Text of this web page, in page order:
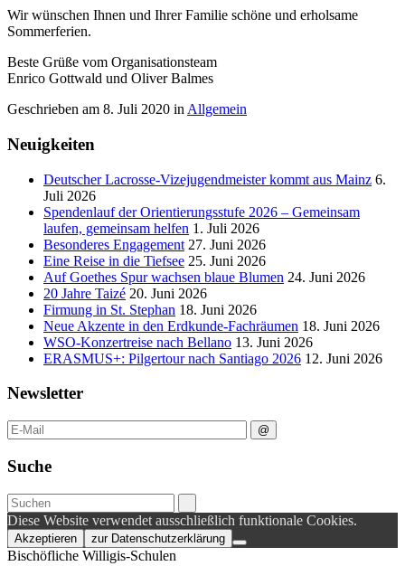
Wir wünschen Ihnen und Ihrer Familie schöne und erholsame
Sommerferien.
Beste Grüße vom Organisationsteam
Enrico Gottwald und Oliver Balmes
Geschrieben am 8. Juli 2020 in Allgemein
Neuigkeiten
Deutscher Lacrosse-Vizejugendmeister kommt aus Mainz 6.
Juli 2026
Spendenlauf der Orientierungsstufe 2026 – Gemeinsam
laufen, gemeinsam helfen 1. Juli 2026
Besonderes Engagement 27. Juni 2026
Eine Reise in die Tiefsee 25. Juni 2026
Auf Goethes Spur wachsen blaue Blumen 24. Juni 2026
20 Jahre Taizé 20. Juni 2026
Firmung in St. Stephan 18. Juni 2026
Neue Akzente in den Erdkunde‑Fachräumen 18. Juni 2026
WSO-Konzertreise nach Bellano 13. Juni 2026
ERASMUS+: Pilgertour nach Santiago 2026 12. Juni 2026
Newsletter
Suche
Diese Website verwendet ausschließlich funktionale Cookies.
Akzeptieren zur Datenschutzerklärung
Bischöfliche Willigis-Schulen